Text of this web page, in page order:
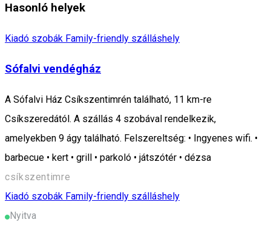
Hasonló helyek
Kiadó szobák Family-friendly szálláshely
Sófalvi vendégház
A Sófalvi Ház Csíkszentimrén található, 11 km-re
Csíkszeredától. A szállás 4 szobával rendelkezik,
amelyekben 9 ágy található. Felszereltség: • Ingyenes wifi. •
barbecue • kert • grill • parkoló • játszótér • dézsa
csíkszentimre
Kiadó szobák Family-friendly szálláshely
Nyitva